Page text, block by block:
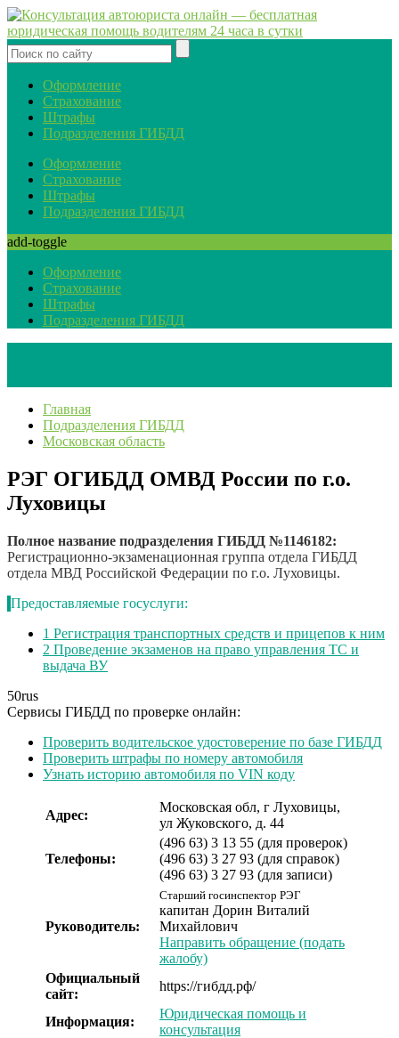
Оформление
Страхование
Штрафы
Подразделения ГИБДД
Оформление
Страхование
Штрафы
Подразделения ГИБДД
add-toggle
Оформление
Страхование
Штрафы
Подразделения ГИБДД
Главная
Подразделения ГИБДД
Московская область
РЭГ ОГИБДД ОМВД России по г.о.
Луховицы
Полное название подразделения ГИБДД №1146182:
Регистрационно-экзаменационная группа отдела ГИБДД
отдела МВД Российской Федерации по г.о. Луховицы.
Предоставляемые госуслуги:
1 Регистрация транспортных средств и прицепов к ним
2 Проведение экзаменов на право управления ТС и
выдача ВУ
50rus
Сервисы ГИБДД по проверке онлайн:
Проверить водительское удостоверение по базе ГИБДД
Проверить штрафы по номеру автомобиля
Узнать историю автомобиля по VIN коду
Адрес:
Московская обл, г Луховицы,
ул Жуковского, д. 44
Телефоны:
(496 63) 3 13 55 (для проверок)
(496 63) 3 27 93 (для справок)
(496 63) 3 27 93 (для записи)
Руководитель:
Старший госинспектор РЭГ
капитан Дорин Виталий
Михайлович
Направить обращение (подать
жалобу)
Официальный
сайт:
https://гибдд.рф/
Информация:
Юридическая помощь и
консультация